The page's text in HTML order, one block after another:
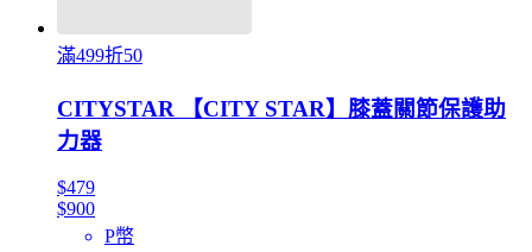
滿499折50
CITYSTAR 【CITY STAR】膝蓋關節保護助
力器
$479
$900
P幣